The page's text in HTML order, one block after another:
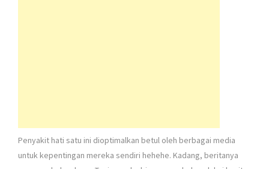
Penyakit hati satu ini dioptimalkan betul oleh berbagai media
untuk kepentingan mereka sendiri hehehe. Kadang, beritanya